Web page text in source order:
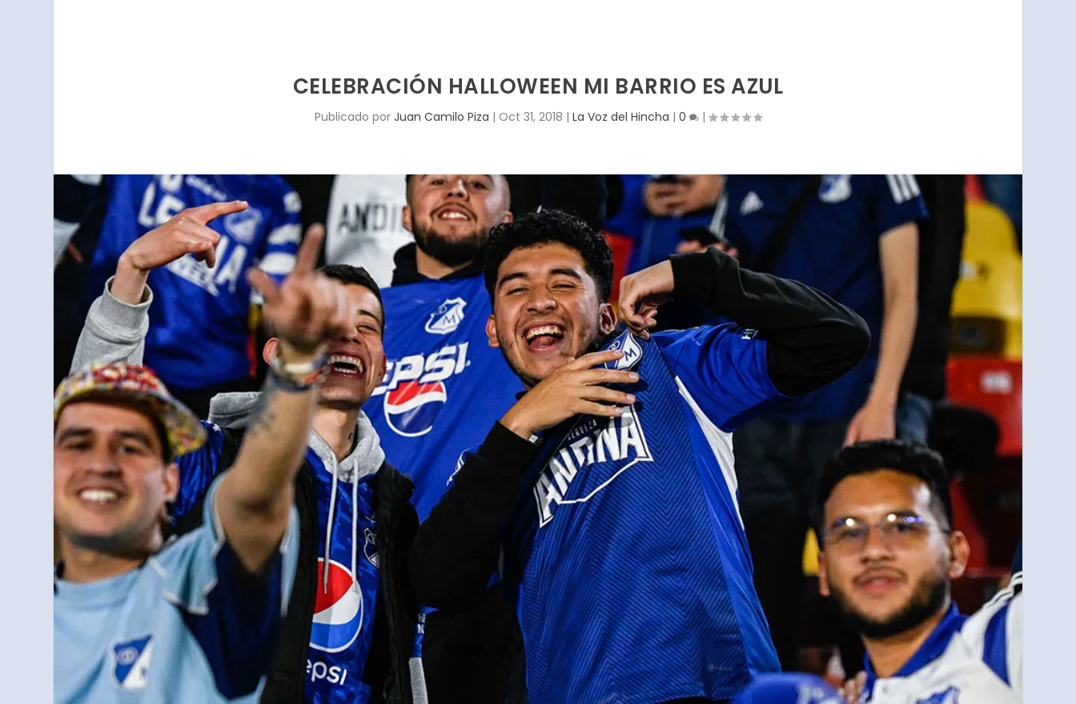
CELEBRACIÓN HALLOWEEN MI BARRIO ES AZUL
Publicado por Juan Camilo Piza | Oct 31, 2018 | La Voz del Hincha | 0 |